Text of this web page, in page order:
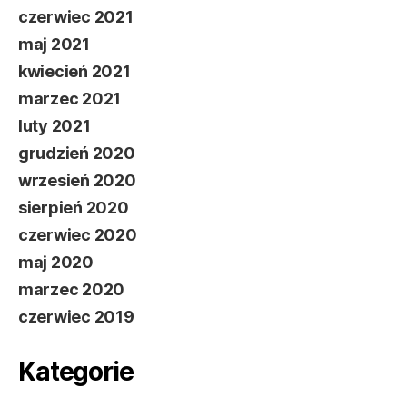
czerwiec 2021
maj 2021
kwiecień 2021
marzec 2021
luty 2021
grudzień 2020
wrzesień 2020
sierpień 2020
czerwiec 2020
maj 2020
marzec 2020
czerwiec 2019
Kategorie